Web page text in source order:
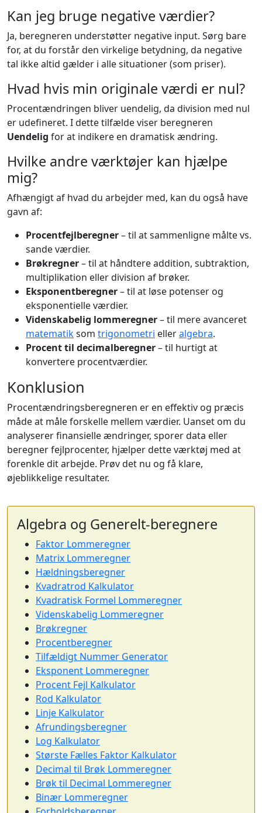
Kan jeg bruge negative værdier?
Ja, beregneren understøtter negative input. Sørg bare
for, at du forstår den virkelige betydning, da negative
tal ikke altid gælder i alle situationer (som priser).
Hvad hvis min originale værdi er nul?
Procentændringen bliver uendelig, da division med nul
er udefineret. I dette tilfælde viser beregneren
Uendelig for at indikere en dramatisk ændring.
Hvilke andre værktøjer kan hjælpe
mig?
Afhængigt af hvad du arbejder med, kan du også have
gavn af:
Procentfejlberegner– til at sammenligne målte vs.
sande værdier.
Brøkregner– til at håndtere addition, subtraktion,
multiplikation eller division af brøker.
Eksponentberegner– til at løse potenser og
eksponentielle værdier.
Videnskabelig lommeregner– til mere avanceret
matematiksom trigonometri elleralgebra.
Procent til decimalberegner– til hurtigt at
konvertere procentværdier.
Konklusion
Procentændringsberegneren er en effektiv og præcis
måde at måle forskelle mellem værdier. Uanset om du
analyserer finansielle ændringer, sporer data eller
beregner fejlprocenter, hjælper dette værktøj med at
forenkle dit arbejde. Prøv det nu og få klare,
øjeblikkelige resultater.
Algebra og Generelt-beregnere
Faktor Lommeregner
Matrix Lommeregner
Hældningsberegner
Kvadratrod Kalkulator
Kvadratisk Formel Lommeregner
Videnskabelig Lommeregner
Brøkregner
Procentberegner
Tilfældigt Nummer Generator
Eksponent Lommeregner
Procent Fejl Kalkulator
Rod Kalkulator
Linje Kalkulator
Afrundingsberegner
Log Kalkulator
Største Fælles Faktor Kalkulator
Decimal til Brøk Lommeregner
Brøk til Decimal Lommeregner
Binær Lommeregner